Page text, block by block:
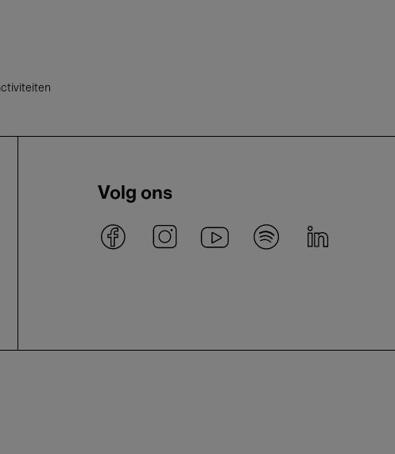
Volg ons